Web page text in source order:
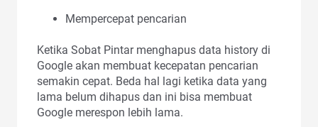
Mempercepat pencarian
Ketika Sobat Pintar menghapus data history di
Google akan membuat kecepatan pencarian
semakin cepat. Beda hal lagi ketika data yang
lama belum dihapus dan ini bisa membuat
Google merespon lebih lama.